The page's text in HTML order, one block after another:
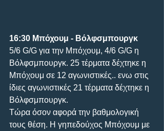
16:30 Μπόχουμ - Βόλφσμπουργκ
5/6 G/G για την Μπόχουμ, 4/6 G/G η
Βόλφσμπουργκ. 25 τέρματα δέχτηκε η
Μπόχουμ σε 12 αγωνιστικές.. ενω στις
ίδιες αγωνιστικές 21 τέρματα δέχτηκε η
Βόλφσμπουργκ.
Τώρα όσον αφορά την βαθμολογική
τους θέση. Η γηπεδούχος Μπόχουμ με